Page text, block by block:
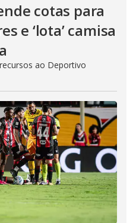
cotas para
e ‘lota’ camisa
ao Deportivo